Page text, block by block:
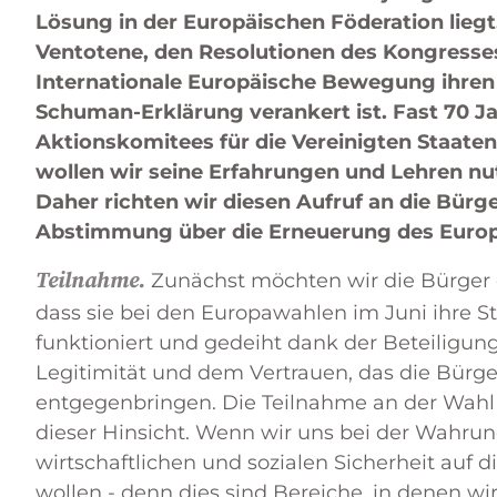
Lösung in der Europäischen Föderation
Ventotene, den Resolutionen des
Internationale Europäische Bewegung
Schuman-Erklärung verankert ist. Fast 70
Aktionskomitees für die Vereinigten
wollen wir seine Erfahrungen und Lehren
Daher richten wir diesen Aufruf an die
Abstimmung über die Erneuerung des
Teilnahme. Zunächst möchten wir die
dass sie bei den Europawahlen im Juni ihre
funktioniert und gedeiht dank der
Legitimität und dem Vertrauen, das die
entgegenbringen. Die Teilnahme an der
dieser Hinsicht. Wenn wir uns bei der
wirtschaftlichen und sozialen Sicherheit auf